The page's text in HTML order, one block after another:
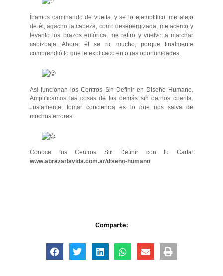
Íbamos caminando de vuelta, y se lo ejemplifico: me alejo
de él, agacho la cabeza, como desenergizada, me acerco y
levanto los brazos eufórica, me retiro y vuelvo a marchar
cabizbaja. Ahora, él se rio mucho, porque finalmente
comprendió lo que le explicado en otras oportunidades.
Así funcionan los Centros Sin Definir en Diseño Humano.
Amplificamos las cosas de los demás sin darnos cuenta.
Justamente, tomar conciencia es lo que nos salva de
muchos errores.
Conoce tus Centros Sin Definir con tu Carta:
www.abrazarlavida.com.ar/diseno-humano
Comparte: